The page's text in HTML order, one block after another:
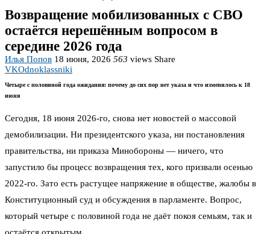
Возвращение мобилизованных с СВО
остаётся нерешённым вопросом в
середине 2026 года
Илья Попов 18 июня, 2026 563 views Share
VKOdnoklassniki
Четыре с половиной года ожидания: почему до сих пор нет указа и что изменилось к 18
июня
Сегодня, 18 июня 2026-го, снова нет новостей о массовой
демобилизации. Ни президентского указа, ни постановления
правительства, ни приказа Минобороны — ничего, что
запустило бы процесс возвращения тех, кого призвали осенью
2022-го. Зато есть растущее напряжение в обществе, жалобы в
Конституционный суд и обсуждения в парламенте. Вопрос,
который четыре с половиной года не даёт покоя семьям, так и